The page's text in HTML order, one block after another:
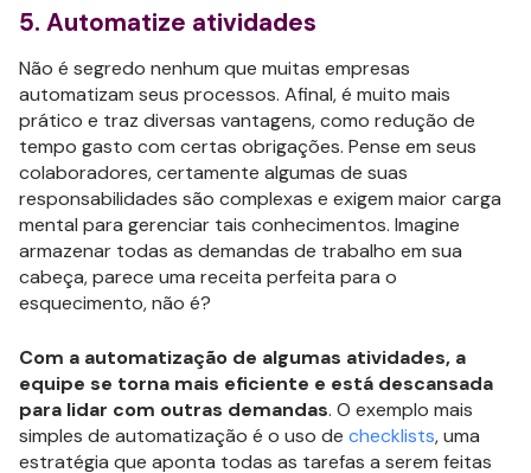
5. Automatize atividades
Não é segredo nenhum que muitas empresas
automatizam seus processos. Afinal, é muito mais
prático e traz diversas vantagens, como redução de
tempo gasto com certas obrigações. Pense em seus
colaboradores, certamente algumas de suas
responsabilidades são complexas e exigem maior carga
mental para gerenciar tais conhecimentos. Imagine
armazenar todas as demandas de trabalho em sua
cabeça, parece uma receita perfeita para o
esquecimento, não é?
Com a automatização de algumas atividades, a
equipe se torna mais eficiente e está descansada
para lidar com outras demandas. O exemplo mais
simples de automatização é o uso de checklists, uma
estratégia que aponta todas as tarefas a serem feitas